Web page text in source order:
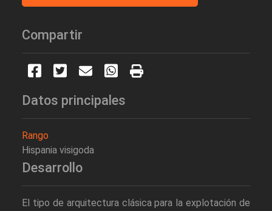
Compartir
Datos principales
Rango
Hispania visigoda
Desarrollo
El tipo de arquitectura clásica para la explotación de